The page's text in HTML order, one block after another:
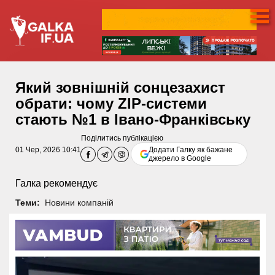
Який зовнішній сонцезахист
обрати: чому ZIP-системи
стають №1 в Івано-Франківську
01 Чер, 2026 10:41
Поділитись публікацією
Додати Галку як бажане
джерело в Google
Галка рекомендує
Теми: Новини компаній